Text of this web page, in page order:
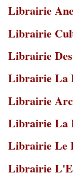
Librairie
Librairie
Librairie
Librairie La
Librairie
Librairie La
Librairie Le
Librairie